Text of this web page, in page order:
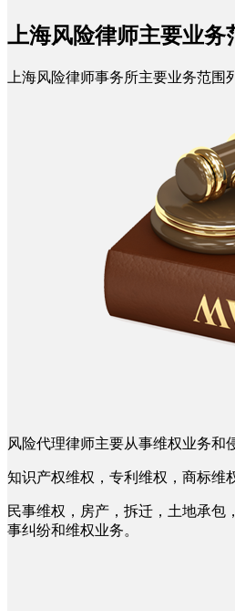
上海风险律师主要业务
上海风险律师事务所主要业务范围
风险代理律师主要从事维权业务和
知识产权维权，专利维权，商标维
民事维权，房产，拆迁，土地承包
事纠纷和维权业务。